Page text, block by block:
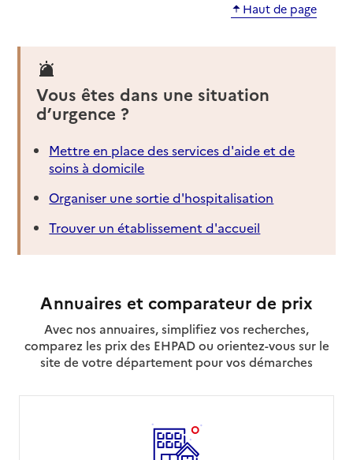
Haut de page
Vous êtes dans une situation
d’urgence ?
Mettre en place des services d'aide et de
soins à domicile
Organiser une sortie d'hospitalisation
Trouver un établissement d'accueil
Annuaires et comparateur de prix
Avec nos annuaires, simplifiez vos recherches,
comparez les prix des EHPAD ou orientez-vous sur le
site de votre département pour vos démarches